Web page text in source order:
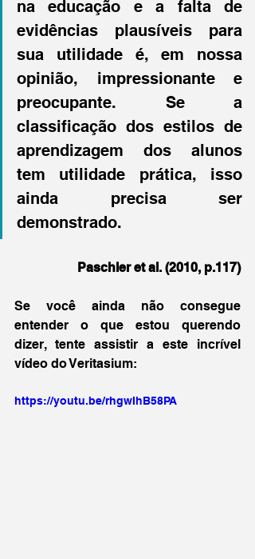
na educação e a falta de
evidências plausíveis para
sua utilidade é, em nossa
opinião, impressionante e
preocupante. Se a
classificação dos estilos de
aprendizagem dos alunos
tem utilidade prática, isso
ainda precisa ser
demonstrado.
Paschler et al. (2010, p.117)
Se você ainda não consegue
entender o que estou querendo
dizer, tente assistir a este incrível
vídeo do Veritasium:
https://youtu.be/rhgwIhB58PA